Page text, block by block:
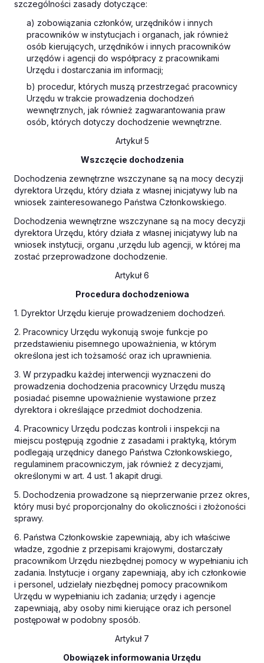
szczególności zasady dotyczące:
a) zobowiązania członków, urzędników i innych
pracowników w instytucjach i organach, jak również
osób kierujących, urzędników i innych pracowników
urzędów i agencji do współpracy z pracownikami
Urzędu i dostarczania im informacji;
b) procedur, których muszą przestrzegać pracownicy
Urzędu w trakcie prowadzenia dochodzeń
wewnętrznych, jak również zagwarantowania praw
osób, których dotyczy dochodzenie wewnętrzne.
Artykuł 5
Wszczęcie dochodzenia
Dochodzenia zewnętrzne wszczynane są na mocy decyzji
dyrektora Urzędu, który działa z własnej inicjatywy lub na
wniosek zainteresowanego Państwa Członkowskiego.
Dochodzenia wewnętrzne wszczynane są na mocy decyzji
dyrektora Urzędu, który działa z własnej inicjatywy lub na
wniosek instytucji, organu ,urzędu lub agencji, w której ma
zostać przeprowadzone dochodzenie.
Artykuł 6
Procedura dochodzeniowa
1. Dyrektor Urzędu kieruje prowadzeniem dochodzeń.
2. Pracownicy Urzędu wykonują swoje funkcje po
przedstawieniu pisemnego upoważnienia, w którym
określona jest ich tożsamość oraz ich uprawnienia.
3. W przypadku każdej interwencji wyznaczeni do
prowadzenia dochodzenia pracownicy Urzędu muszą
posiadać pisemne upoważnienie wystawione przez
dyrektora i określające przedmiot dochodzenia.
4. Pracownicy Urzędu podczas kontroli i inspekcji na
miejscu postępują zgodnie z zasadami i praktyką, którym
podlegają urzędnicy danego Państwa Członkowskiego,
regulaminem pracowniczym, jak również z decyzjami,
określonymi w art. 4 ust. 1 akapit drugi.
5. Dochodzenia prowadzone są nieprzerwanie przez okres,
który musi być proporcjonalny do okoliczności i złożoności
sprawy.
6. Państwa Członkowskie zapewniają, aby ich właściwe
władze, zgodnie z przepisami krajowymi, dostarczały
pracownikom Urzędu niezbędnej pomocy w wypełnianiu ich
zadania. Instytucje i organy zapewniają, aby ich członkowie
i personel, udzielały niezbędnej pomocy pracownikom
Urzędu w wypełnianiu ich zadania; urzędy i agencje
zapewniają, aby osoby nimi kierujące oraz ich personel
postępował w podobny sposób.
Artykuł 7
Obowiązek informowania Urzędu